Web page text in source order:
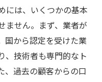
活かすか
方法
の見方
のギャップを知る
ためのステップ
には、いくつかの基本
ません。まず、業者が
国から認定を受けた業
、技術者も専門的なト
、過去の顧客からの口